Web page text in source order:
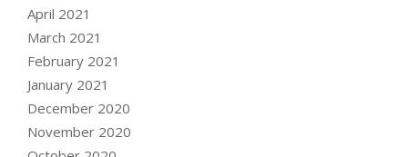
April 2021
March 2021
February 2021
January 2021
December 2020
November 2020